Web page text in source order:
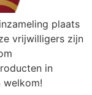
plaats
vrijwilligers zijn
in
welkom!